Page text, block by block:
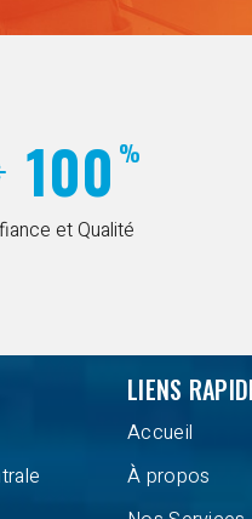
100 %
et Qualité
LIENS
Accueil
À propos